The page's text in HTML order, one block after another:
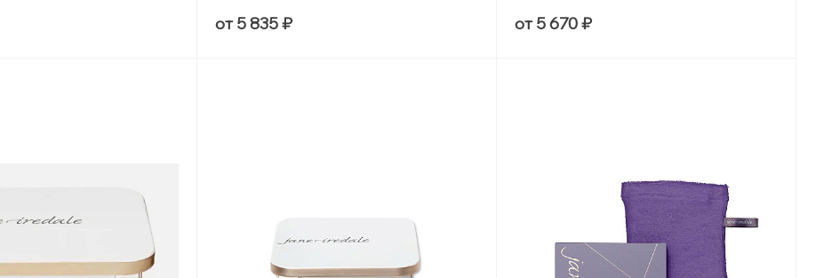
от 5 835 ₽ от 5 670 ₽